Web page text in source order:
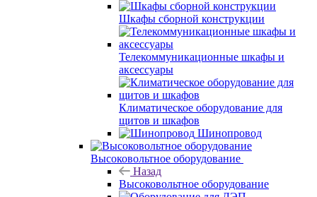
Шкафы сборной конструкции
Телекоммуникационные шкафы и
аксессуары
Климатическое оборудование для
щитов и шкафов
Шинопровод
Высоковольтное оборудование
Назад
Высоковольтное оборудование